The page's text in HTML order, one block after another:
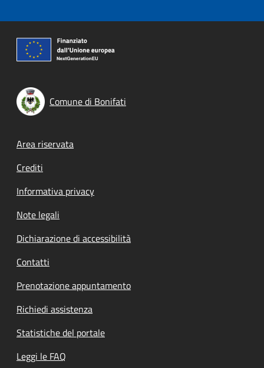
Comune di Bonifati
Footer menu
Area riservata
Crediti
Informativa privacy
Note legali
Dichiarazione di accessibilità
Contatti
Prenotazione appuntamento
Richiedi assistenza
Statistiche del portale
Leggi le FAQ